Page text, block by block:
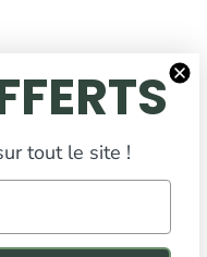
tout le site !